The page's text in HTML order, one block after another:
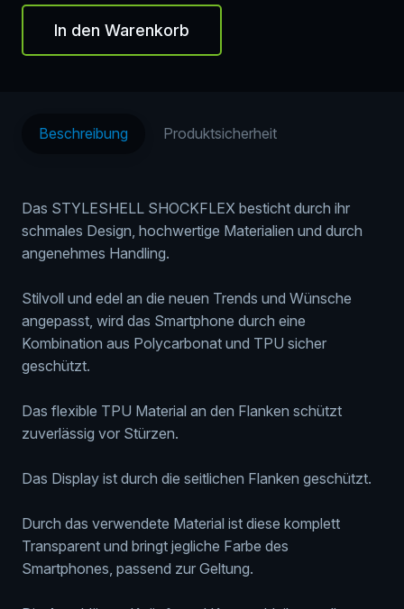
nevox
Samsung
In den Warenkorb
Beschreibung Produktsicherheit
Das STYLESHELL SHOCKFLEX besticht durch ihr
schmales Design, hochwertige Materialien und durch
angenehmes Handling.
Stilvoll und edel an die neuen Trends und Wünsche
angepasst, wird das Smartphone durch eine
Kombination aus Polycarbonat und TPU sicher
geschützt.
Das flexible TPU Material an den Flanken schützt
zuverlässig vor Stürzen.
Das Display ist durch die seitlichen Flanken geschützt.
Durch das verwendete Material ist diese komplett
Transparent und bringt jegliche Farbe des
Smartphones, passend zur Geltung.